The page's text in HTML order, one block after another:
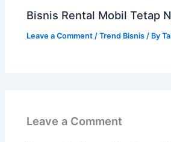
Bisnis Rental Mobil Tetap
Leave a Comment /Trend Bisnis / By
Leave a Comment